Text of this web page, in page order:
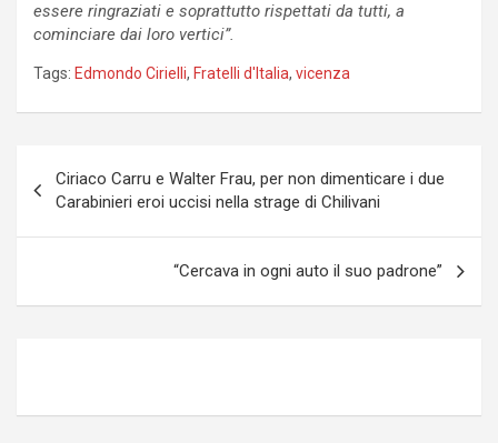
essere ringraziati e soprattutto rispettati da tutti, a
cominciare dai loro vertici”.
Tags: Edmondo Cirielli, Fratelli d'Italia, vicenza
articoli
Ciriaco Carru e Walter Frau, per non dimenticare i due
Carabinieri eroi uccisi nella strage di Chilivani
“Cercava in ogni auto il suo padrone”